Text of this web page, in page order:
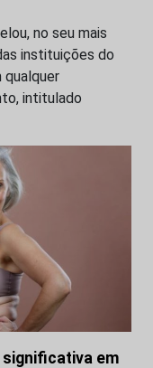
no seu mais
instituições do
qualquer
intitulado
em